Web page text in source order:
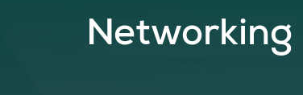
Networking